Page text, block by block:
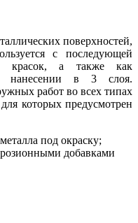
поверхностей,
с последующей
красок, а также как
нанесении в 3 слоя.
работ во всех типах
которых предусмотрен
под окраску;
добавками